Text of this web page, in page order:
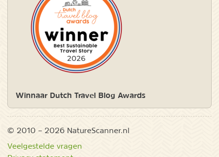
Winnaar Dutch Travel Blog Awards
© 2010 – 2026 NatureScanner.nl
Veelgestelde vragen